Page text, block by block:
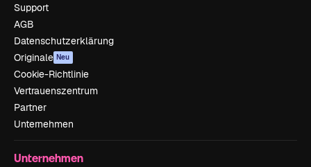
Support
AGB
Datenschutzerklärung
Originale Neu
Cookie-Richtlinie
Vertrauenszentrum
Partner
Unternehmen
Unternehmen